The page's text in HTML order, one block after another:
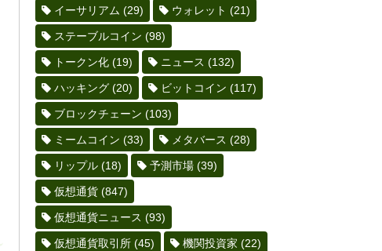
イーサリアム (29) ウォレット (21)
ステーブルコイン (98)
トークン化 (19) ニュース (132)
ハッキング (20) ビットコイン (117)
ブロックチェーン (103)
ミームコイン (33) メタバース (28)
リップル (18) 予測市場 (39)
仮想通貨 (847)
仮想通貨ニュース (93)
仮想通貨取引所 (45) 機関投資家 (22)